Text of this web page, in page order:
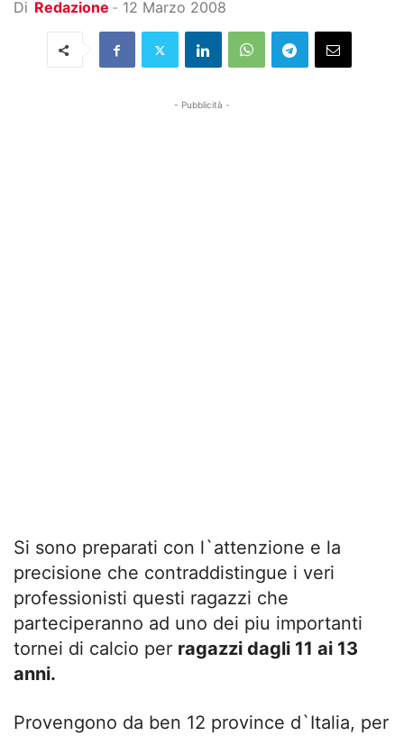
Di Redazione - 12 Marzo 2008
- Pubblicità -
Si sono preparati con l`attenzione e la
precisione che contraddistingue i veri
professionisti questi ragazzi che
parteciperanno ad uno dei piu importanti
tornei di calcio per ragazzi dagli 11 ai 13
anni.
Provengono da ben 12 province d`Italia, per